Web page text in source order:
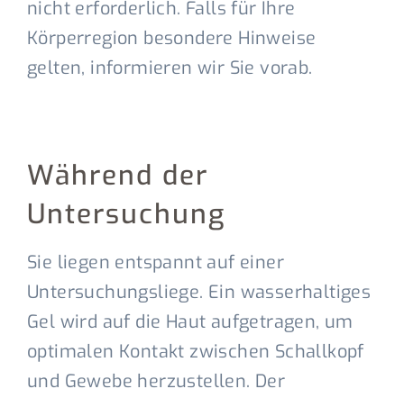
nicht erforderlich. Falls für Ihre
Körperregion besondere Hinweise
gelten, informieren wir Sie vorab.
Während der
Untersuchung
Sie liegen entspannt auf einer
Untersuchungsliege. Ein wasserhaltiges
Gel wird auf die Haut aufgetragen, um
optimalen Kontakt zwischen Schallkopf
und Gewebe herzustellen. Der